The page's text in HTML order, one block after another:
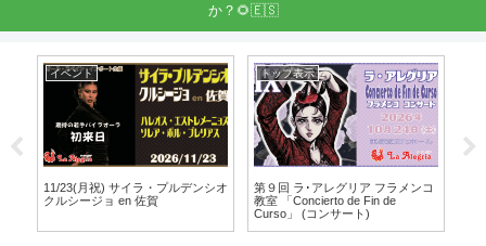
か？🌻🇪🇸
イベント
11/23(月祝) サイラ・プルデンシオ
クルシージョ en 佐賀
トップ表示
第９回 ラ･アレグリア フラメンコ
教室 「Concierto de Fin de
Curso」 (コンサート)